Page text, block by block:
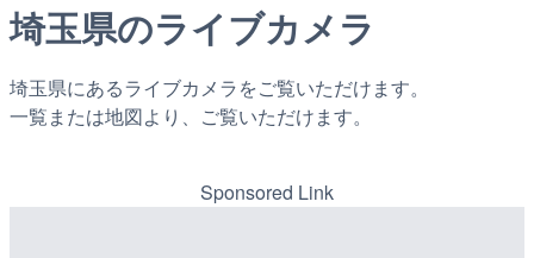
埼玉県のライブカメラ
埼玉県にあるライブカメラをご覧いただけます。
一覧または地図より、ご覧いただけます。
Sponsored Link